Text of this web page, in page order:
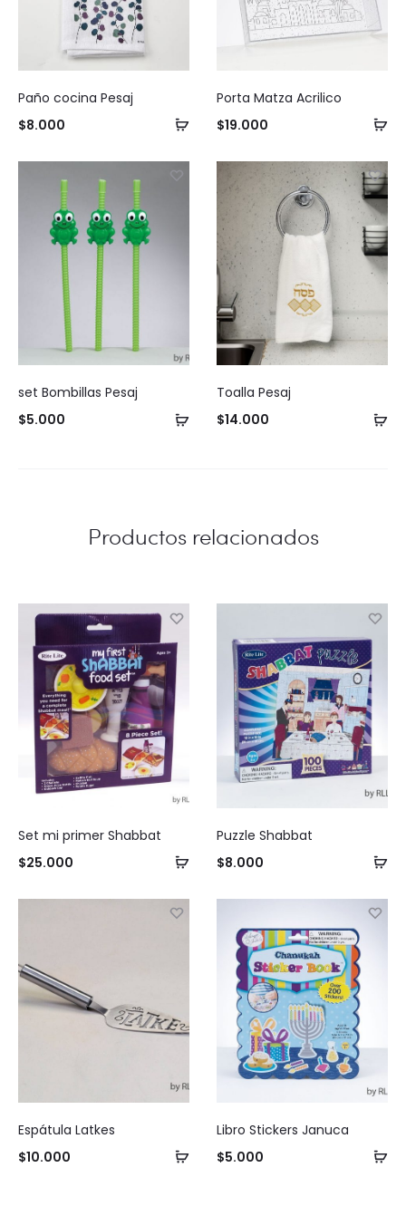
Añadir
Paño cocina Pesaj
$8.000
Porta Matza Acrilico
$19.000
Añadir
set Bombillas Pesaj
$5.000
Toalla Pesaj
$14.000
Productos relacionados
Añadir
Set mi primer Shabbat
$25.000
Puzzle Shabbat
$8.000
Añadir
Espátula Latkes
$10.000
Libro Stickers Januca
$5.000